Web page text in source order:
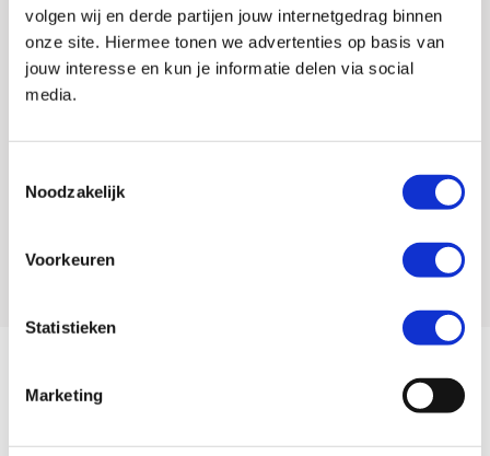
volgen wij en derde partijen jouw internetgedrag binnen
onze site. Hiermee tonen we advertenties op basis van
jouw interesse en kun je informatie delen via social
media.
Noodzakelijk
Voorkeuren
Statistieken
Marketing
Gewicht
0 KILOGRAM
EAN
5060461760870
Titel
Artikelnummer
740 3108 101
Leveranciersnummer
Waterproof Adventure bagagetas met een volume van 32
liter. De OS-32 is de ultieme all en offroad bagageoptie